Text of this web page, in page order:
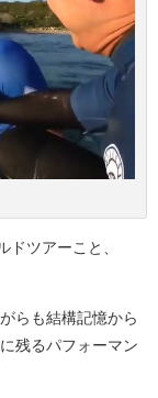
ドツアーこと、
らも結構記憶から
残るパフォーマン